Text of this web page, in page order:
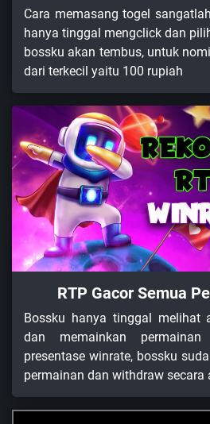
Cara memasang togel
hanya tinggal mengclick dan
bossku akan tembus, untuk
dari terkecil yaitu 100 rupiah
RTP Gacor Semua
Bossku hanya tinggal melihat
dan memainkan
presentase winrate, bossku
permainan dan withdraw secara